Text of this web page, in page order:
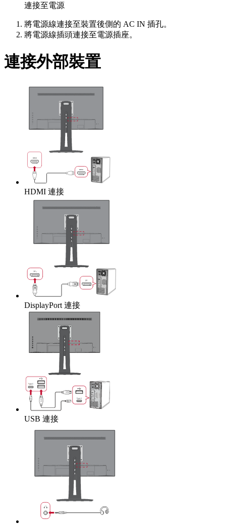
連接至電源
將電源線連接至裝置後側的 AC IN 插孔。
將電源線插頭連接至電源插座。
連接外部裝置
HDMI 連接
DisplayPort 連接
USB 連接